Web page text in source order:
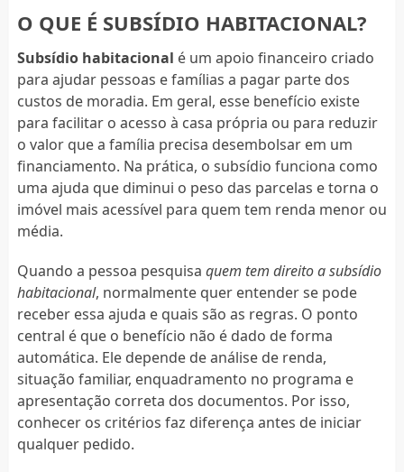
O QUE É SUBSÍDIO HABITACIONAL?
Subsídio habitacional é um apoio financeiro criado
para ajudar pessoas e famílias a pagar parte dos
custos de moradia. Em geral, esse benefício existe
para facilitar o acesso à casa própria ou para reduzir
o valor que a família precisa desembolsar em um
financiamento. Na prática, o subsídio funciona como
uma ajuda que diminui o peso das parcelas e torna o
imóvel mais acessível para quem tem renda menor ou
média.
Quando a pessoa pesquisa quem tem direito a subsídio
habitacional, normalmente quer entender se pode
receber essa ajuda e quais são as regras. O ponto
central é que o benefício não é dado de forma
automática. Ele depende de análise de renda,
situação familiar, enquadramento no programa e
apresentação correta dos documentos. Por isso,
conhecer os critérios faz diferença antes de iniciar
qualquer pedido.